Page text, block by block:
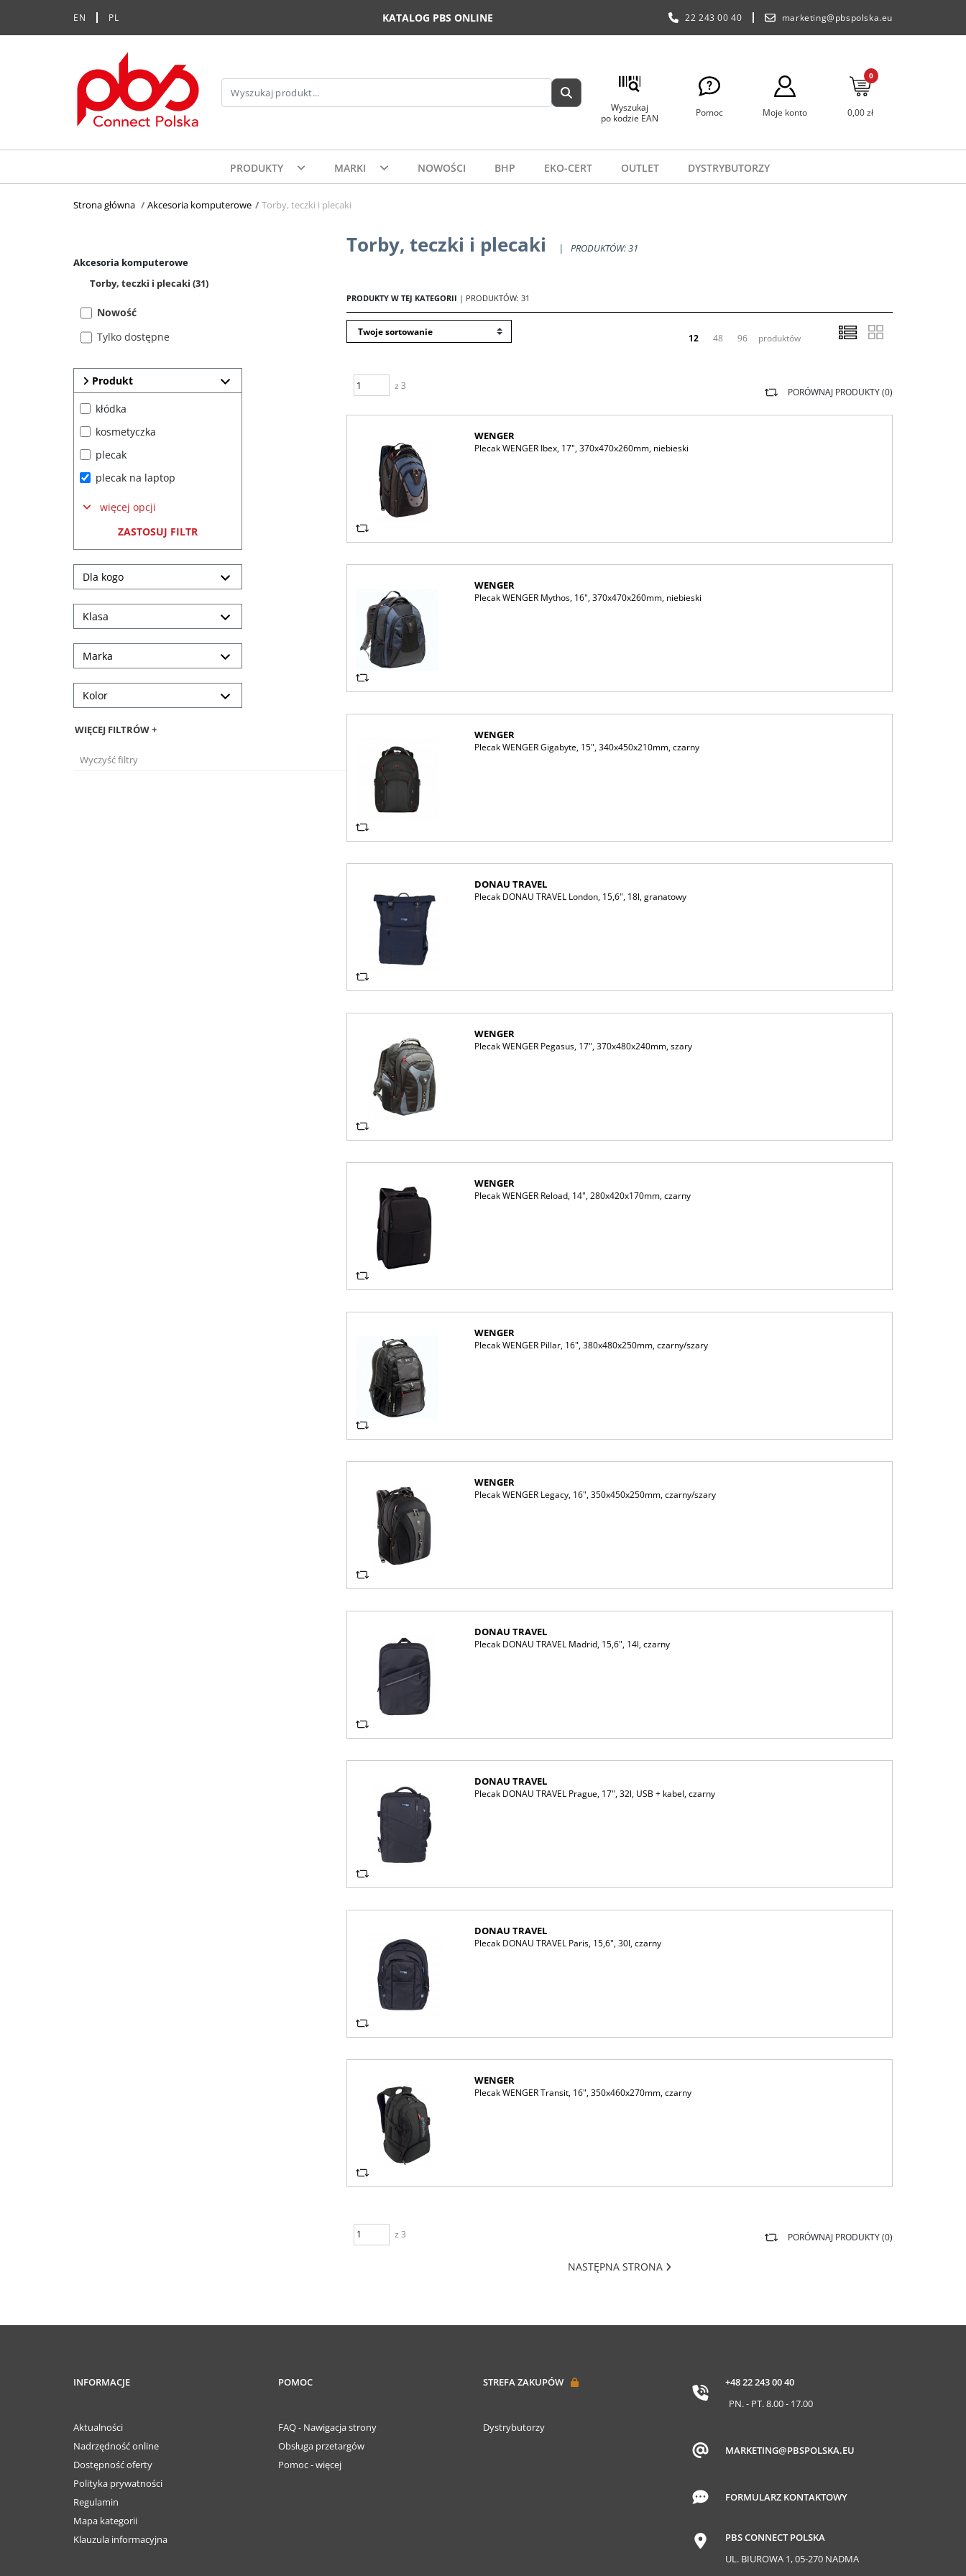
EN PL KATALOG PBS ONLINE 22 243 00 40 marketing@pbspolska.eu
Wyszukaj
po kodzie EAN
Pomoc Moje konto
0
0,00 zł
PRODUKTY MARKI NOWOŚCI BHP EKO-CERT OUTLET DYSTRYBUTORZY
Strona główna> Akcesoria komputerowe> Torby, teczki i plecaki
Akcesoria komputerowe
Torby, teczki i plecaki (31)
Nowość
Tylko dostępne
Dla kogo
Klasa
Marka
Kolor
Produkt
kłódka
kosmetyczka
plecak
plecak na laptop
więcej opcji
ZASTOSUJ FILTR
WIĘCEJ FILTRÓW +
Wyczyść filtry
Torby, teczki i plecaki | PRODUKTÓW: 31
PRODUKTY W TEJ KATEGORII | PRODUKTÓW: 31
12 48 96 produktów
z 3
PORÓWNAJ PRODUKTY (0)
WENGER
Plecak WENGER Ibex, 17", 370x470x260mm, niebieski
WENGER
Plecak WENGER Mythos, 16", 370x470x260mm, niebieski
WENGER
Plecak WENGER Gigabyte, 15", 340x450x210mm, czarny
DONAU TRAVEL
Plecak DONAU TRAVEL London, 15,6", 18l, granatowy
WENGER
Plecak WENGER Pegasus, 17", 370x480x240mm, szary
WENGER
Plecak WENGER Reload, 14", 280x420x170mm, czarny
WENGER
Plecak WENGER Pillar, 16", 380x480x250mm, czarny/szary
WENGER
Plecak WENGER Legacy, 16", 350x450x250mm, czarny/szary
DONAU TRAVEL
Plecak DONAU TRAVEL Madrid, 15,6", 14l, czarny
DONAU TRAVEL
Plecak DONAU TRAVEL Prague, 17", 32l, USB + kabel, czarny
DONAU TRAVEL
Plecak DONAU TRAVEL Paris, 15,6", 30l, czarny
WENGER
Plecak WENGER Transit, 16", 350x460x270mm, czarny
z 3 PORÓWNAJ PRODUKTY (0)
NASTĘPNA STRONA
INFORMACJE
Aktualności
Nadrzędność online
Dostępność oferty
Polityka prywatności
Regulamin
Mapa kategorii
Klauzula informacyjna
POMOC
FAQ - Nawigacja strony
Obsługa przetargów
Pomoc - więcej
STREFA ZAKUPÓW
Dystrybutorzy
+48 22 243 00 40
PN. - PT. 8.00 - 17.00
MARKETING@PBSPOLSKA.EU
FORMULARZ KONTAKTOWY
PBS CONNECT POLSKA
UL. BIUROWA 1, 05-270 NADMA